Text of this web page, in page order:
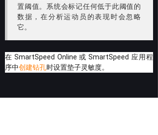
置阈值。 系统会标记任何低于此阈值的
数据，在分析运动员的表现时会忽略
它。
在 SmartSpeed Online 或 SmartSpeed 应用程
序中创建钻孔时设置垫子灵敏度。